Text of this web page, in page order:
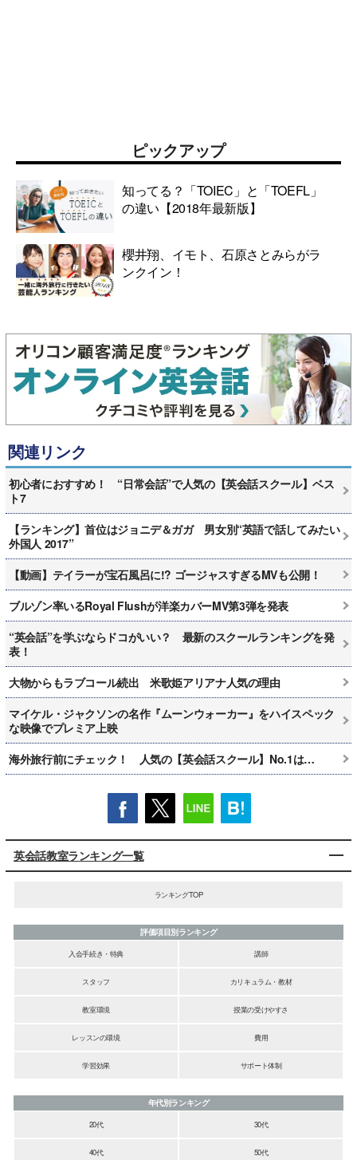
ピックアップ
知ってる？「TOIEC」と「TOEFL」
の違い【2018年最新版】
櫻井翔、イモト、石原さとみらがラ
ンクイン！
関連リンク
初心者におすすめ！ “日常会話”で人気の【英会話スクール】ベス
ト7
【ランキング】首位はジョニデ＆ガガ 男女別“英語で話してみたい
外国人 2017”
【動画】テイラーが宝石風呂に!? ゴージャスすぎるMVも公開！
ブルゾン率いるRoyal Flushが洋楽カバーMV第3弾を発表
“英会話”を学ぶならドコがいい？ 最新のスクールランキングを発
表！
大物からもラブコール続出 米歌姫アリアナ人気の理由
マイケル・ジャクソンの名作『ムーンウォーカー』をハイスペック
な映像でプレミア上映
海外旅行前にチェック！ 人気の【英会話スクール】No.1は…
英会話教室ランキング一覧
ランキングTOP
評価項目別ランキング
入会手続き・特典
講師
スタッフ カリキュラム・教材
教室環境 授業の受けやすさ
レッスンの環境 費用
学習効果 サポート体制
年代別ランキング
20代
30代
40代 50代